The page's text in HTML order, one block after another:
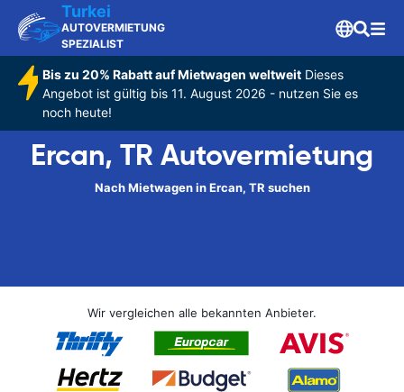
Turkei
AUTOVERMIETUNG
SPEZIALIST
Bis zu 20% Rabatt auf Mietwagen weltweitDieses
Angebot ist gültig bis 11. August 2026 - nutzen Sie es
noch heute!
Ercan, TR Autovermietung
Nach Mietwagen in Ercan, TR suchen
Wir vergleichen alle bekannten Anbieter.